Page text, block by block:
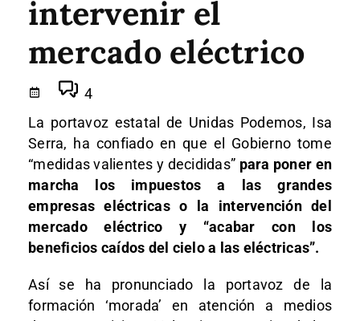
intervenir el
mercado eléctrico
4
La portavoz estatal de Unidas Podemos, Isa
Serra, ha confiado en que el Gobierno tome
“medidas valientes y decididas” para poner en
marcha los impuestos a las grandes
empresas eléctricas o la intervención del
mercado eléctrico y “acabar con los
beneficios caídos del cielo a las eléctricas”.
Así se ha pronunciado la portavoz de la
formación ‘morada’ en atención a medios